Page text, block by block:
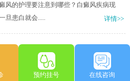
风的护理要注意到哪些？白癜风疾病现
患白就会.....
详情>>
预约挂号 在线咨询